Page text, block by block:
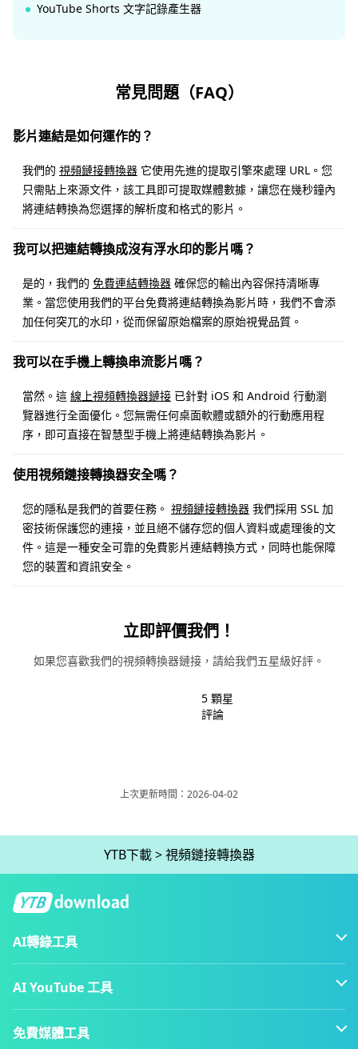
YouTube Shorts 文字記錄產生器
常見問題（FAQ）
影片連結是如何運作的？
我們的 視頻鏈接轉換器 它使用先進的提取引擎來處理 URL。您
只需貼上來源文件，該工具即可提取媒體數據，讓您在幾秒鐘內
將連結轉換為您選擇的解析度和格式的影片。
我可以把連結轉換成沒有浮水印的影片嗎？
是的，我們的 免費連結轉換器 確保您的輸出內容保持清晰專
業。當您使用我們的平台免費將連結轉換為影片時，我們不會添
加任何突兀的水印，從而保留原始檔案的原始視覺品質。
我可以在手機上轉換串流影片嗎？
當然。這 線上視頻轉換器鏈接 已針對 iOS 和 Android 行動瀏
覽器進行全面優化。您無需任何桌面軟體或額外的行動應用程
序，即可直接在智慧型手機上將連結轉換為影片。
使用視頻鏈接轉換器安全嗎？
您的隱私是我們的首要任務。 視頻鏈接轉換器 我們採用 SSL 加
密技術保護您的連接，並且絕不儲存您的個人資料或處理後的文
件。這是一種安全可靠的免費影片連結轉換方式，同時也能保障
您的裝置和資訊安全。
立即評價我們！
如果您喜歡我們的視頻轉換器鏈接，請給我們五星級好評。
5 顆星
評論
上次更新時間：2026-04-02
YTB下載>視頻鏈接轉換器
AI轉錄工具
AI YouTube 工具
免費媒體工具